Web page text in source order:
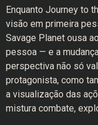
Enquanto Journey to
visão em primeira
Savage Planet ousa
pessoa — e a
perspectiva não só
protagonista, como
a visualização das
mistura combate,